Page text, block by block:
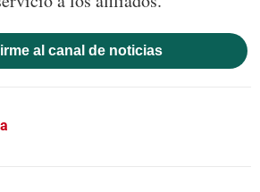
al canal de noticias